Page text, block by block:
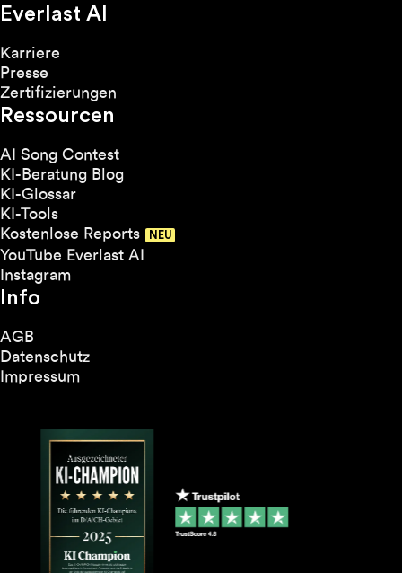
Everlast AI
Karriere
Presse
Zertifizierungen
Ressourcen
AI Song Contest
KI-Beratung Blog
KI-Glossar
KI-Tools
Kostenlose Reports
YouTube Everlast AI
Instagram
Info
AGB
Datenschutz
Impressum